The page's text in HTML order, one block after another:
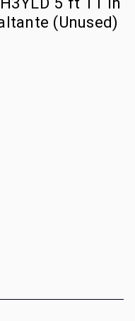
(Unused)